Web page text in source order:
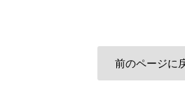
前のページに